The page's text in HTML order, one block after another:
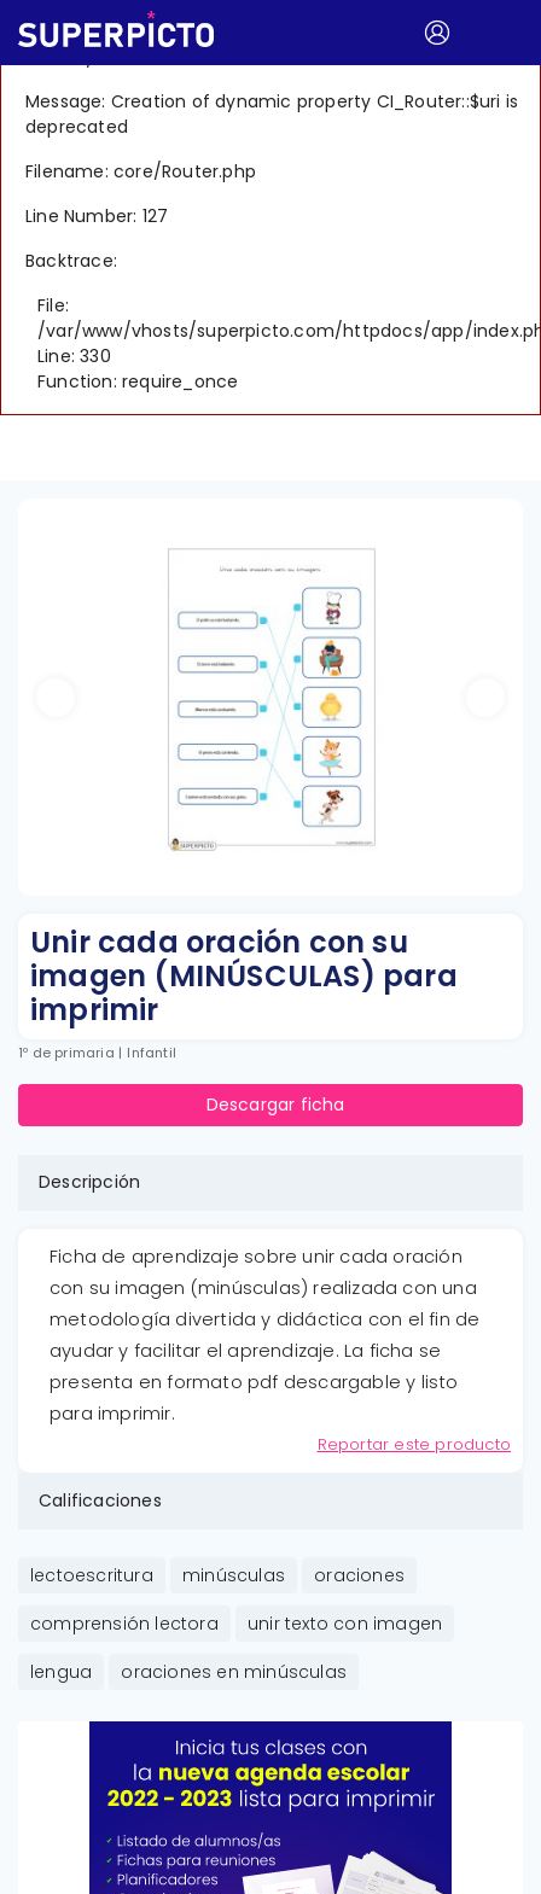
A PHP Error was encountered
Message: Creation of dynamic property CI_Router::$uri is
deprecated
Filename: core/Router.php
Line Number: 127
Backtrace:
File:
/var/www/vhosts/superpicto.com/httpdocs/app/
Line: 330
Function: require_once
Unir cada oración con su
imagen (MINÚSCULAS) para
imprimir
1º de primaria | Infantil
Descargar ficha
Descripción
Ficha de aprendizaje sobre unir cada oración
con su imagen (minúsculas) realizada con una
metodología divertida y didáctica con el fin de
ayudar y facilitar el aprendizaje. La ficha se
presenta en formato pdf descargable y listo
para imprimir.
Reportar este producto
Calificaciones
lectoescritura minúsculas
oraciones
comprensión lectora
unir texto con imagen
lengua
oraciones en minúsculas